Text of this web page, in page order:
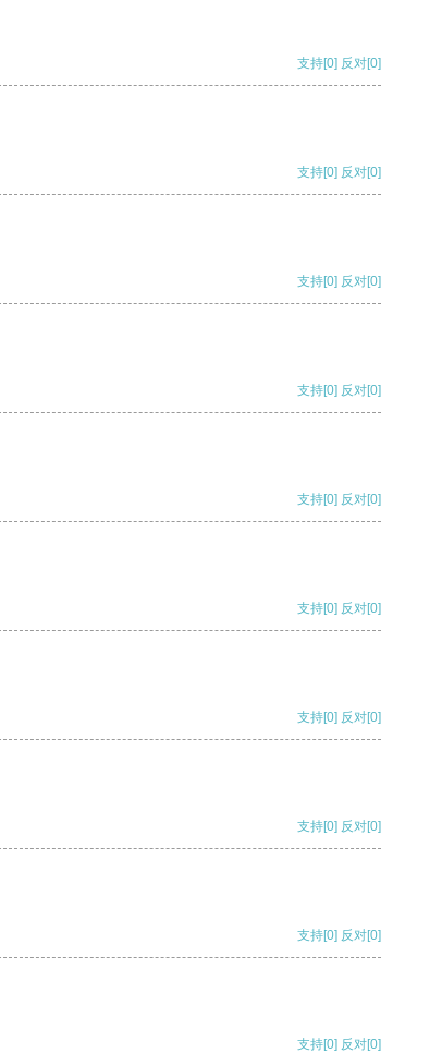
支持[0] 反对[0]
支持[0] 反对[0]
支持[0] 反对[0]
支持[0] 反对[0]
支持[0] 反对[0]
支持[0] 反对[0]
支持[0] 反对[0]
支持[0] 反对[0]
支持[0] 反对[0]
支持[0] 反对[0]